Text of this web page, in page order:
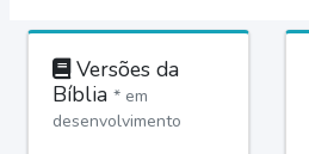
Versões da
Bíblia * em
desenvolvimento